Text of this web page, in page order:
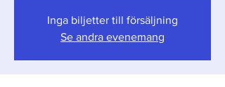
Inga biljetter till försäljning
Se andra evenemang